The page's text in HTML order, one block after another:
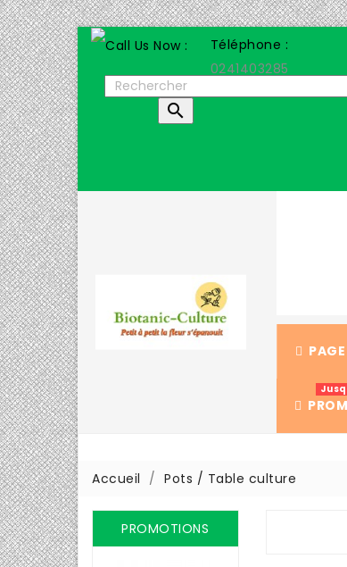
Téléphone :
0241403285

Accueil Pots / Table culture
PROMOTIONS